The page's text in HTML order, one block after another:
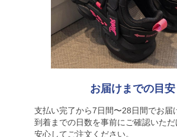
お届けまでの目安
支払い完了から7日間〜28日間でお届
到着までの日数を事前にご確認いただ
安心してご注文ください。